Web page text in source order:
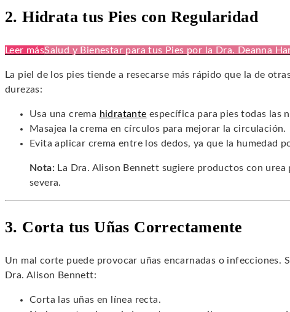
2. Hidrata tus Pies con Regularidad
Leer másSalud y Bienestar para tus Pies por la Dra. Deanna
La piel de los pies tiende a resecarse más rápido que la de
durezas:
Usa una crema hidratante específica para pies todas las
Masajea la crema en círculos para mejorar la circulación.
Evita aplicar crema entre los dedos, ya que la humedad
Nota: La Dra. Alison Bennett sugiere productos con
severa.
3. Corta tus Uñas Correctamente
Un mal corte puede provocar uñas encarnadas o infecciones.
Dra. Alison Bennett:
Corta las uñas en línea recta.